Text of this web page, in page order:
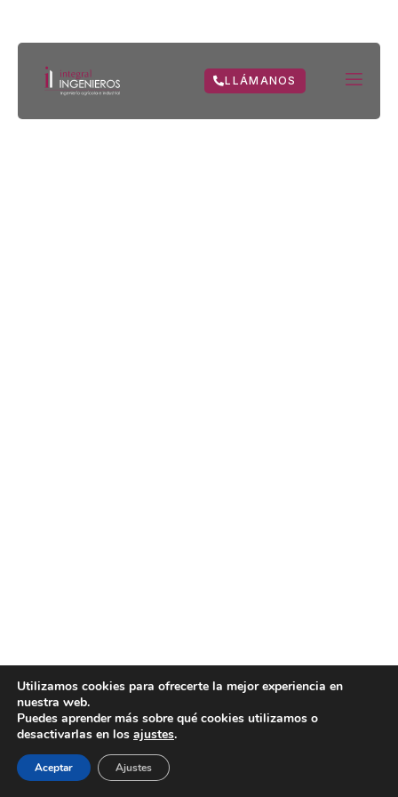
LLÁMANOS
Utilizamos cookies para ofrecerte la mejor experiencia en
nuestra web.
Puedes aprender más sobre qué cookies utilizamos o
desactivarlas en los ajustes.
Aceptar Ajustes